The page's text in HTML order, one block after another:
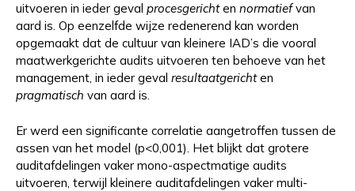
uitvoeren in ieder geval procesgerichten normatiefvan
aard is. Op eenzelfde wijze redenerend kan worden
opgemaakt dat de cultuur van kleinere IAD’s die vooral
maatwerkgerichte audits uitvoeren ten behoeve van het
management, in ieder geval resultaatgerichten
pragmatisch van aard is.
Er werd een significante correlatie aangetroffen tussen de
assen van het model (p<0,001). Het blijkt dat grotere
auditafdelingen vaker mono-aspectmatige audits
uitvoeren, terwijl kleinere auditafdelingen vaker multi-